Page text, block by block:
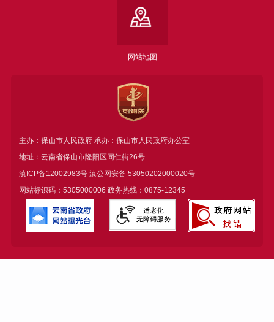
网站地图
主办：保山市人民政府 承办：保山市人民政府办公室
地址：云南省保山市隆阳区同仁街26号
滇ICP备12002983号滇公网安备 53050202000020号
网站标识码：5305000006 政务热线：0875-12345